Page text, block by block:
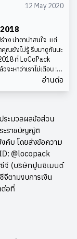
หรือภาพสินค้า ขอให้
หมายที่จำเป็น: อาทิ
ภาครัฐ ข้อมูลอื่นๆ:
หลัง หรือยังเป็นข้อมูล
คเกจจิ้งโดยตรง แต่
นี้ เช่นพื้นที่เพื่อแปะ
แบบที่ชอบ สไตล์ที่ใช่
เลยนะครับ เลือกเก็บ
ไว้ก็ได้ นอกจากนี้ลอง
ะข้อมูลของแบบแพค
กจจิ้ง คืออีกข้อสำคัญ
อเรื่องเงินๆทองๆ
กรณี คือ ค่าใช้จ่าย
แบบ ค่าแม่พิมพ์ ซึ่งค่า
ช้ที่ยาวนาน ต้นทุนต่อ
จจิ้งหนึ่งชิ้น นอกจากนี้
พราะการใช้วัสดุ
าพลักษณ์ที่ดีให้กับ
รออกแบบแพคเกจจิ้ง
ละต้นทุนที่ถูกกว่า สิ่ง
รออกแบบแพคเกจจิ้ง
12 May 2020
คุณยังไม่รู้ รีบมาดูกันนะ
ที่ LoCoPack
จะหาว่าเราไม่เตือน :)
ยบง่าย หรือที่วัยรุ่น
ผู้พบเห็นซึ่งสามารถ
ากที่สุด เพื่อให้แพคเกจ
ด้วยสีพาสเทลจากที่
ฮิตของ “โทนสีพาส
มสงบเสงี่ยมแต่กิ๊บเก๋
บผู้บริโภค นอกจากนี้
สงสว่าง” ไปในตัว
สนใจ 3. สนุกได้ด้วย
ฮิตมากในโลกออนไลน์
ากในปัจจุบัน ทั้งนี้
หวนกลับไปนั่งวาดรูป
อ่านต่อ
ระมวลผลข้อส่วน
ะราชบัญญัติ
คับ โดยส่งข้อความ
@locopack
จี (บริษัทปูนซิเมนต์
ตามงบการเงิน
ต่อที่